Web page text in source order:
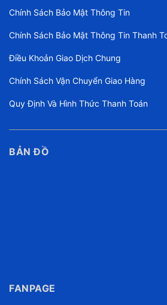
Chính Sách Bảo Mật Thông Tin
Chính Sách Bảo Mật Thông Tin Thanh
Điều Khoản Giao Dịch Chung
Chính Sách Vận Chuyển Giao Hàng
Quy Định Và Hình Thức Thanh Toán
BẢN ĐỒ
FANPAGE